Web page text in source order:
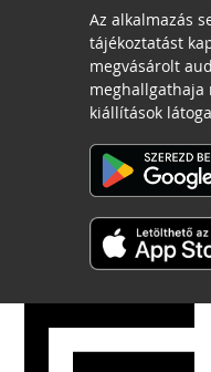
Az alkalmazás
tájékoztatást
megvásárolt
meghallgathaja
kiállítások